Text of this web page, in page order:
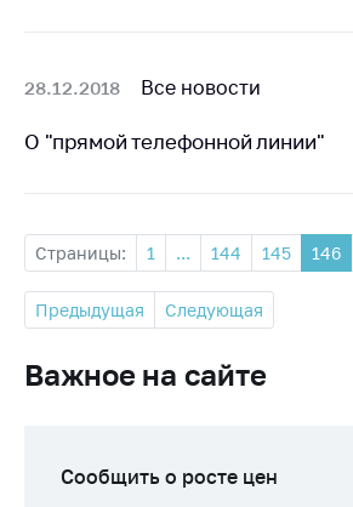
28.12.2018 Все новости
О "прямой телефонной линии"
Страницы: 1 ... 144 145 146
Предыдущая Следующая
Важное на сайте
Сообщить о росте цен